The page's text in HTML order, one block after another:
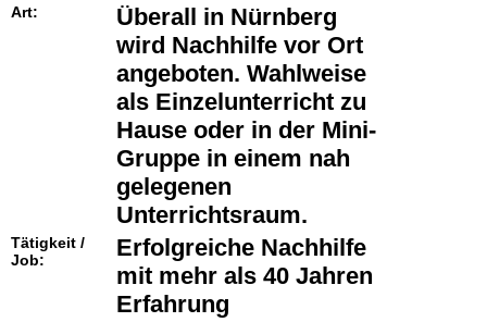
Art:
Überall in Nürnberg
wird Nachhilfe vor Ort
angeboten. Wahlweise
als Einzelunterricht zu
Hause oder in der Mini-
Gruppe in einem nah
gelegenen
Unterrichtsraum.
Tätigkeit /
Job:
Erfolgreiche Nachhilfe
mit mehr als 40 Jahren
Erfahrung